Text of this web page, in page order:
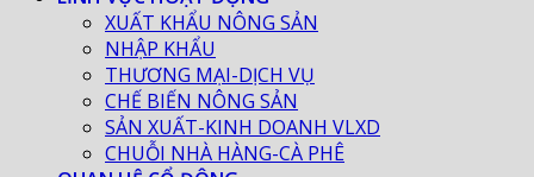
XUẤT KHẨU NÔNG SẢN
NHẬP KHẨU
THƯƠNG MẠI-DỊCH VỤ
CHẾ BIẾN NÔNG SẢN
SẢN XUẤT-KINH DOANH VLXD
CHUỖI NHÀ HÀNG-CÀ PHÊ